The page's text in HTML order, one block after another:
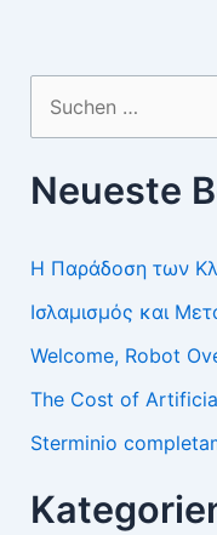
nach:
Neueste
Η Παράδοση των
Ισλαμισμός και
Welcome, Robot
The Cost of
Sterminio